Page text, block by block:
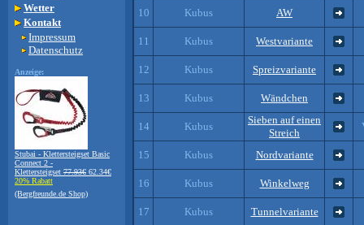
Wetter
Kontakt
Impressum
Datenschutz
Anzeige:
Stubai - Klettersteigset Basic
Connect 2 -
Klettersteigset 77.93€ 62.34€
20% Rabatt
(Bergfreunde.de Shop)
10 Kubus AW
11 Kubus Westvariante
12 Kubus Spreizvariante
13 Kubus Wändchen
14 Kubus
Sieben auf einen
Streich
15 Kubus Nordvariante
16 Kubus Winkelweg
17 Kubus Tunnelvariante